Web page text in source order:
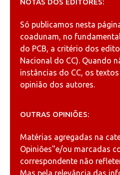
Só publicamos nesta
coadunam, no
do PCB, a critério dos
Nacional do CC). Quando
instâncias do CC, os
opinião dos autores.
OUTRAS OPINIÕES:
Matérias agregadas na
Opiniões"e/ou marcadas
correspondente não
Mas pela relevância das